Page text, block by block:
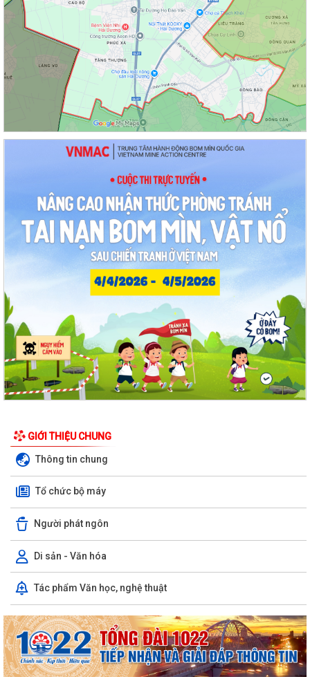
GIỚI THIỆU CHUNG
Thông tin chung
Tổ chức bộ máy
Người phát ngôn
Di sản - Văn hóa
Tác phẩm Văn học, nghệ thuật